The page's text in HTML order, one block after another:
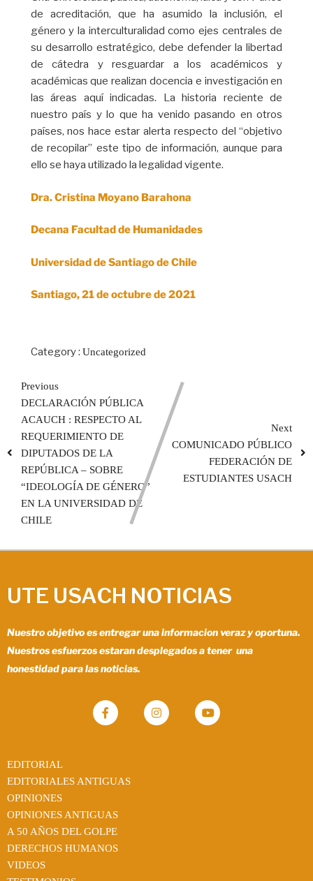
de acreditación, que ha asumido la inclusión, el
género y la interculturalidad como ejes centrales de
su desarrollo estratégico, debe defender la libertad
de cátedra y resguardar a los académicos y
académicas que realizan docencia e investigación en
las áreas aquí indicadas. La historia reciente de
nuestro país y lo que ha venido pasando en otros
países, nos hace estar alerta respecto del “objetivo
de recopilar” este tipo de información, aunque para
ello se haya utilizado la legalidad vigente.
Dra. Cristina Moyano Barahona
Decana Facultad de Humanidades
Universidad de Santiago de Chile
Santiago, 21 de octubre de 2021
Category : Uncategorized
Previous
DECLARACIÓN PÚBLICA
ACAUCH : RESPECTO AL
REQUERIMIENTO DE
DIPUTADOS DE LA
REPÚBLICA – SOBRE
“IDEOLOGÍA DE GÉNERO”
EN LA UNIVERSIDAD DE
CHILE
Next
COMUNICADO PÚBLICO
FEDERACIÓN DE
ESTUDIANTES USACH
UTE USACH NOTICIAS
Nuestro objetivo es entregar una informacion veraz y oportuna.
Nuestros esfuerzos estaran desplegados a tener una
honestidad para las noticias.
EDITORIAL
EDITORIALES ANTIGUAS
OPINIONES
OPINIONES ANTIGUAS
A 50 AÑOS DEL GOLPE
DERECHOS HUMANOS
VIDEOS